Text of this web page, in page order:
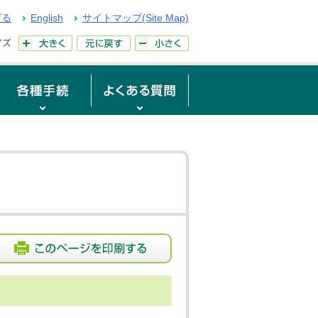
English サイトマップ(Site Map)